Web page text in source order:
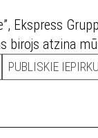
Ekspress
birojs atzina
PUBLISKIE